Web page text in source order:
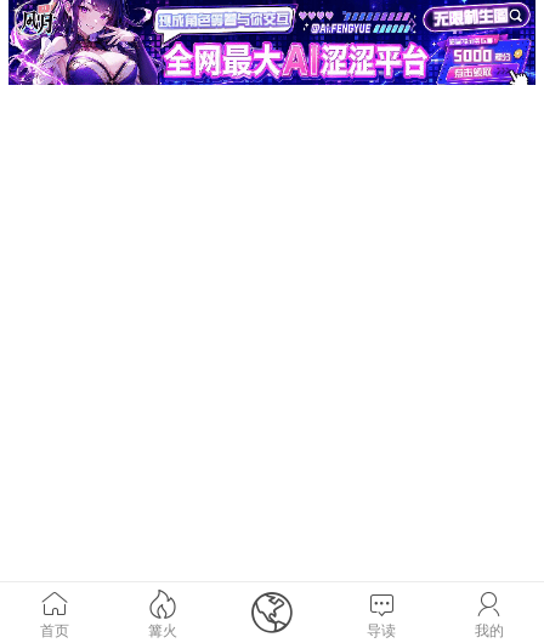

首页

篝火  
导读

我的